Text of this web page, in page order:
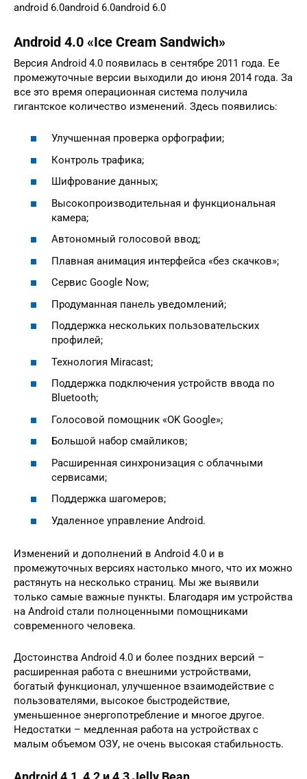
android 6.0android 6.0android 6.0
Android 4.0 «Ice Cream Sandwich»
Версия Android 4.0 появилась в сентябре 2011 года. Ее
промежуточные версии выходили до июня 2014 года. За
все это время операционная система получила
гигантское количество изменений. Здесь появились:
Улучшенная проверка орфографии;
Контроль трафика;
Шифрование данных;
Высокопроизводительная и функциональная
камера;
Автономный голосовой ввод;
Плавная анимация интерфейса «без скачков»;
Сервис Google Now;
Продуманная панель уведомлений;
Поддержка нескольких пользовательских
профилей;
Технология Miracast;
Поддержка подключения устройств ввода по
Bluetooth;
Голосовой помощник «OK Google»;
Большой набор смайликов;
Расширенная синхронизация с облачными
сервисами;
Поддержка шагомеров;
Удаленное управление Android.
Изменений и дополнений в Android 4.0 и в
промежуточных версиях настолько много, что их можно
растянуть на несколько страниц. Мы же выявили
только самые важные пункты. Благодаря им устройства
на Android стали полноценными помощниками
современного человека.
Достоинства Android 4.0 и более поздних версий –
расширенная работа с внешними устройствами,
богатый функционал, улучшенное взаимодействие с
пользователями, высокое быстродействие,
уменьшенное энергопотребление и многое другое.
Недостатки – медленная работа на устройствах с
малым объемом ОЗУ, не очень высокая стабильность.